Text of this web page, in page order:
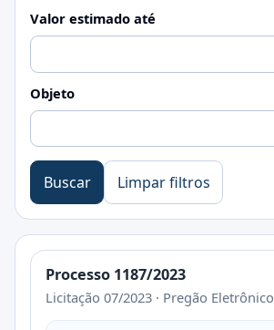
Valor estimado até
Objeto
Buscar Limpar filtros
Processo 1187/2023
Licitação 07/2023 · Pregão Eletrônico